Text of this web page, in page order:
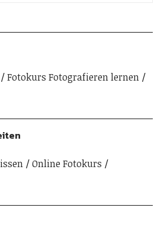
Fotokurs Fotografieren lernen
Online Fotokurs